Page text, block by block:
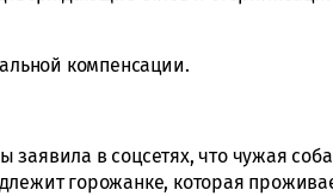
компенсации.
заявила в соцсетях, что чужая
горожанке, которая